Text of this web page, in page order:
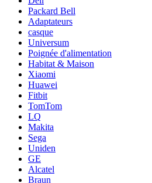
Packard Bell
Adaptateurs
casque
Universum
Poignée d'alimentation
Habitat & Maison
Xiaomi
Huawei
Fitbit
TomTom
LQ
Makita
Sega
Uniden
GE
Alcatel
Braun